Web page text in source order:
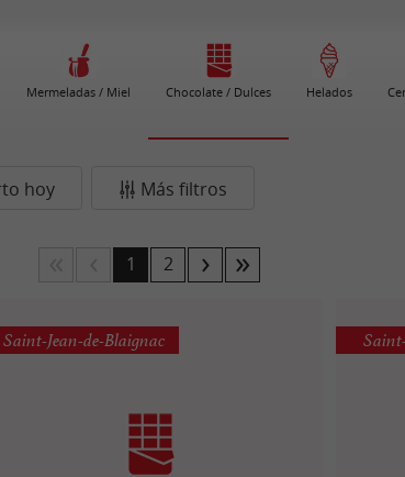
Mermeladas / Miel Chocolate / Dulces Helados
hoy Más filtros
1 2
Saint-Jean-de-Blaignac